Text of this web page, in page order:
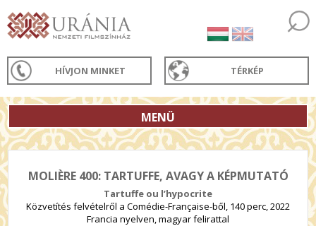
HÍVJON MINKET TÉRKÉP
MENÜ
MOLIÈRE 400: TARTUFFE, AVAGY A KÉPMUTATÓ
Tartuffe ou l’hypocrite
Közvetítés felvételről a Comédie-Française-ből, 140 perc, 2022
Francia nyelven, magyar felirattal